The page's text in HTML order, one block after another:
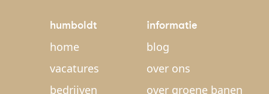
humboldt
home
vacatures
bedrijven
informatie
blog
over ons
over groene banen